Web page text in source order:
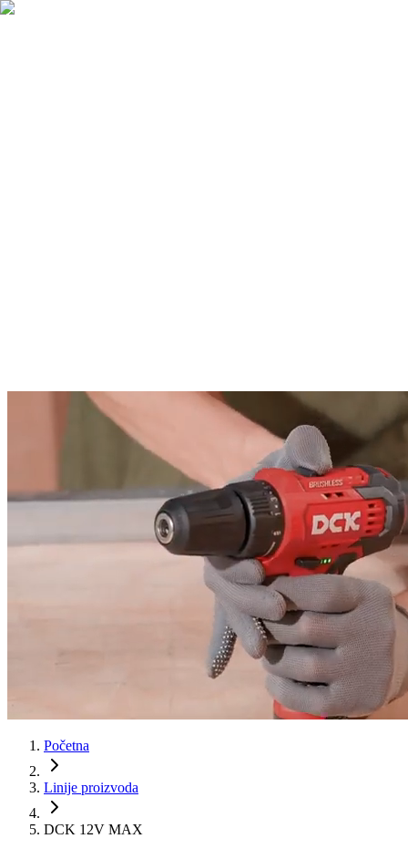
Početna
Linije proizvoda
DCK 12V MAX